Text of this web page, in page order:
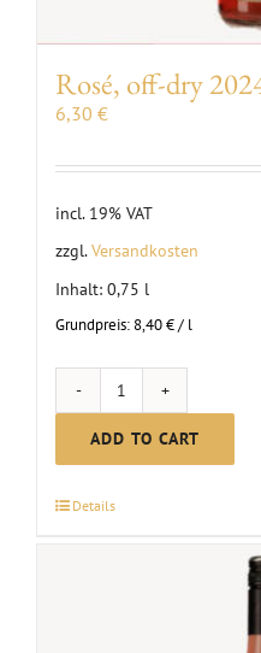
Rosé, off-dry
6,30 €
incl. 19% VAT
zzgl.Versandkosten
Inhalt: 0,75 l
Grundpreis: 8,40€/ l
Rosé,
off-
dry
ADD TO CART
Details